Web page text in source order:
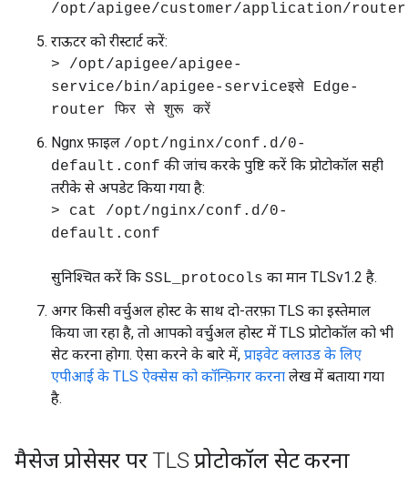
/opt/apigee/customer/application/
राऊटर को रीस्टार्ट करें:
> /opt/apigee/apigee-
service/bin/apigee-serviceइसे Edge-
router फिर से शुरू करें
Ngnx फ़ाइल /opt/nginx/conf.d/0-
default.conf की जांच करके पुष्टि करें कि प्रोटोकॉल सही
तरीके से अपडेट किया गया है:
> cat /opt/nginx/conf.d/0-
default.conf
सुनिश्चित करें कि SSL_protocols का मान TLSv1.2 है.
अगर किसी वर्चुअल होस्ट के साथ दो-तरफ़ा TLS का इस्तेमाल
किया जा रहा है, तो आपको वर्चुअल होस्ट में TLS प्रोटोकॉल को भी
सेट करना होगा. ऐसा करने के बारे में, प्राइवेट क्लाउड के लिए
एपीआई के TLS ऐक्सेस को कॉन्फ़िगर करना लेख में बताया गया
है.
मैसेज प्रोसेसर पर TLS प्रोटोकॉल सेट करना